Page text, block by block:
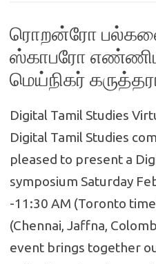
ரொறன்ரோ
ஸ்காபரோ
மெய்நிகர்
Digital Tamil Studies
Digital Tamil Studies
pleased to present a
symposium Saturday
-11:30 AM (Toronto
(Chennai, Jaffna,
event brings together